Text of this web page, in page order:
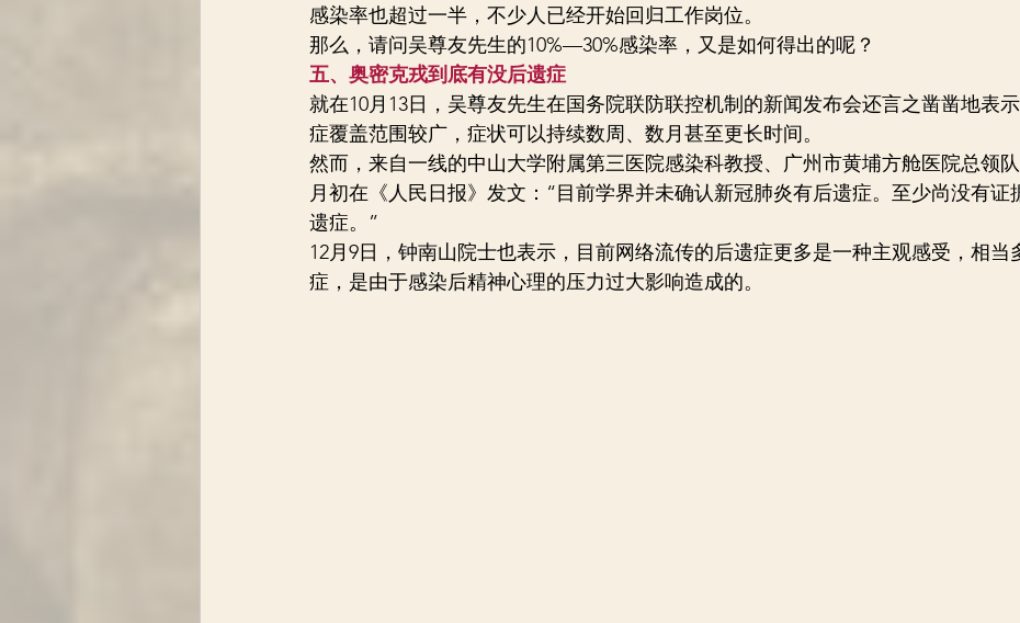
感染率也超过一半，不少人已经开始回归工作岗位。
那么，请问吴尊友先生的10%—30%感染率，又是如何得出的呢？
五、奥密克戎到底有没后遗症
就在10月13日，吴尊友先生在国务院联防联控机制的新闻发布会还言之凿凿地表
症覆盖范围较广，症状可以持续数周、数月甚至更长时间。
然而，来自一线的中山大学附属第三医院感染科教授、广州市黄埔方舱医院总领
月初在《人民日报》发文：“目前学界并未确认新冠肺炎有后遗症。至少尚没有证
遗症。”
12月9日，钟南山院士也表示，目前网络流传的后遗症更多是一种主观感受，相当
症，是由于感染后精神心理的压力过大影响造成的。